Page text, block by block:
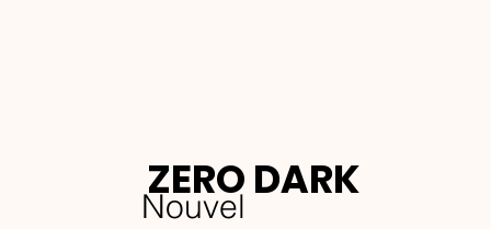
ZERO DARK
Nouvel